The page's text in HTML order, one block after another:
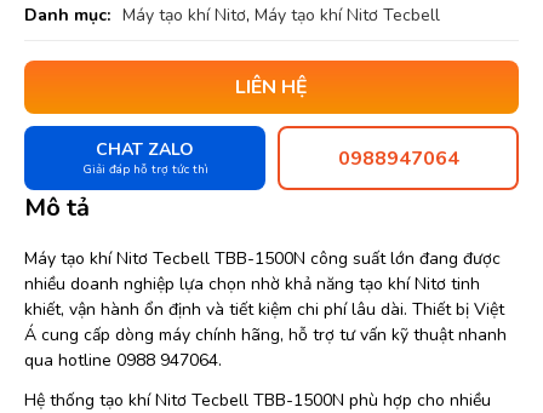
Danh mục: Máy tạo khí Nitơ, Máy tạo khí Nitơ Tecbell
LIÊN HỆ
CHAT ZALO
Giải đáp hỗ trợ tức thì 0988947064
Mô tả
Máy tạo khí Nitơ Tecbell TBB-1500N công suất lớn đang được
nhiều doanh nghiệp lựa chọn nhờ khả năng tạo khí Nitơ tinh
khiết, vận hành ổn định và tiết kiệm chi phí lâu dài. Thiết bị Việt
Á cung cấp dòng máy chính hãng, hỗ trợ tư vấn kỹ thuật nhanh
qua hotline 0988 947064.
Hệ thống tạo khí Nitơ Tecbell TBB-1500N phù hợp cho nhiều